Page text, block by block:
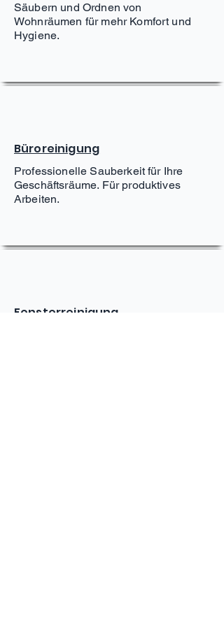
Säubern und Ordnen von
Wohnräumen für mehr Komfort und
Hygiene.
Büroreinigung
Professionelle Sauberkeit für Ihre
Geschäftsräume. Für produktives
Arbeiten.
Fensterreinigung